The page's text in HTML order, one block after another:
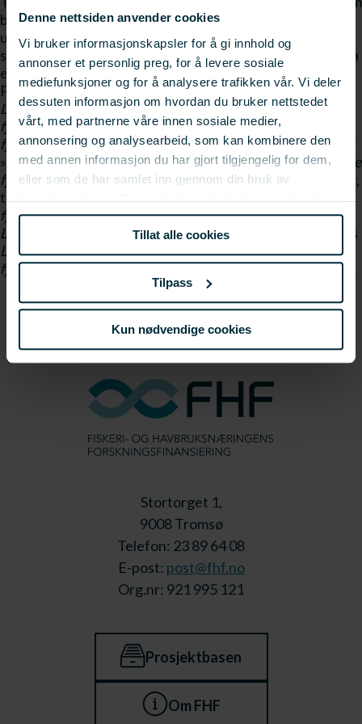
Denne nettsiden anvender cookies
Vi bruker informasjonskapsler for å gi innhold og
annonser et personlig preg, for å levere sosiale
mediefunksjoner og for å analysere trafikken vår. Vi deler
dessuten informasjon om hvordan du bruker nettstedet
vårt, med partnerne våre innen sosiale medier,
annonsering og analysearbeid, som kan kombinere den
med annen informasjon du har gjort tilgjengelig for dem,
eller som de har samlet inn gjennom din bruk av
tjenestene deres. Du samtykker vår bruk av nødvendige
informasjonskapsler ved å bruke nettstedet vårt.
Tillat alle cookies
Tilpass
Kun nødvendige cookies
blant annet regelverk for sjømatproduksjon i Norge og
utland, samt presentasjoner av Fagruppe
saltfisk/klippfisks FoU-satsninger i 2010/2011. Samlingen
er gratis og åpen for alle næringsutøvere.
Påmeldingsfristen er 21. oktober, og det er påmelding
Linken er dessverre fjernet på nett Linken er dessverre
fjernet . For mer informasjon, »Linken er dessverre
fjernetse seminarprogrammetLinken er dessverre fjernet
»
Linken er dessverre fjernetPåmeldingLinken er dessverre
fjernet » Kontaktperson: Lorena Jornet, FoU-koordinator,
tlf. 982 22 479,Linken er dessverre
fjernetlorena.jornet@fhf.noLinken er dessverre fjernet
Linken er dessverre fjernetFotolisens: Creative Commons
Linken er dessverre fjernetCCPLLinken er dessverre
fjernet
Stortorget 1,
9008 Tromsø
Telefon: 23 89 64 08
E-post: post@fhf.no
Org.nr: 921 995 121
Prosjektbasen
Om FHF